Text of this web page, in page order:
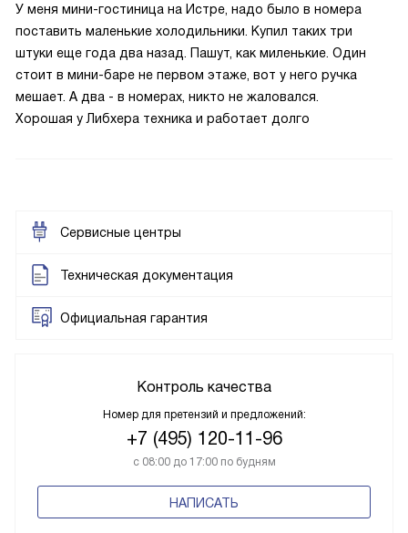
У меня мини-гостиница на Истре, надо было в номера
поставить маленькие холодильники. Купил таких три
штуки еще года два назад. Пашут, как миленькие. Один
стоит в мини-баре не первом этаже, вот у него ручка
мешает. А два - в номерах, никто не жаловался.
Хорошая у Либхера техника и работает долго
Сервисные центры
Техническая документация
Официальная гарантия
Контроль качества
Номер для претензий и предложений:
+7 (495) 120-11-96
с 08:00 до 17:00 по будням
НАПИСАТЬ